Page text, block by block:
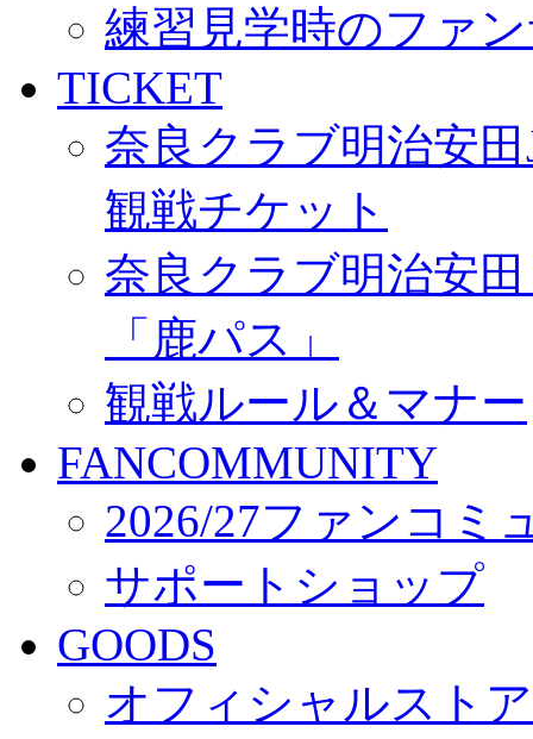
練習見学時のファ
TICKET
奈良クラブ明治安
観戦チケット
奈良クラブ明治安
「鹿パス」
観戦ルール＆マナー
FANCOMMUNITY
2026/27ファンコミ
サポートショップ
GOODS
オフィシャルスト